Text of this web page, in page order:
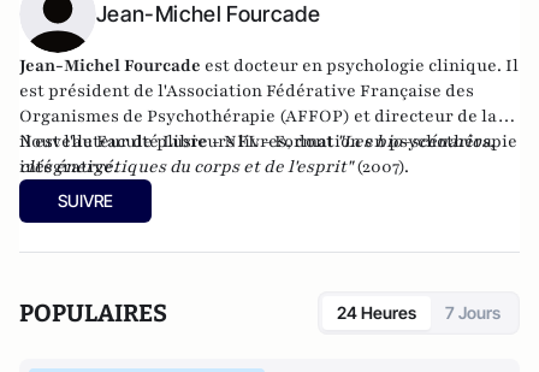
Jean-Michel Fourcade
Jean-Michel Fourcade est docteur en psychologie clinique. Il
est président de l'Association Fédérative Française des
Organismes de Psychothérapie (AFFOP) et directeur de la
Nouvelle Faculté Libre - NFL - Formation en psychothérapie
intégrative.
il est l'auteur de plusieurs livres, dont"Les bio-scénarios,
clés énergétiques du corps et de l'esprit"(2007).
SUIVRE
POPULAIRES 24 Heures 7 Jours